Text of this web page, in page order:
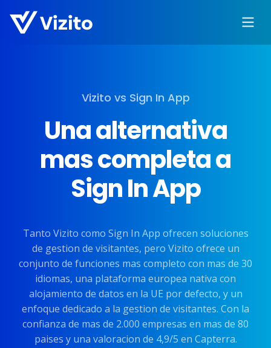
Vizito vs Sign In App
Una alternativa
mas completa a
Sign In App
Tanto Vizito como Sign In App ofrecen soluciones
de gestion de visitantes, pero Vizito ofrece un
conjunto de funciones mas completo con mas de 30
idiomas, una plataforma europea nativa con
alojamiento de datos en la UE por defecto, y un
enfoque dedicado a la gestion de visitantes. Con la
confianza de mas de 2.000 empresas en mas de 80
paises y una valoracion de 4,9/5 en Capterra.